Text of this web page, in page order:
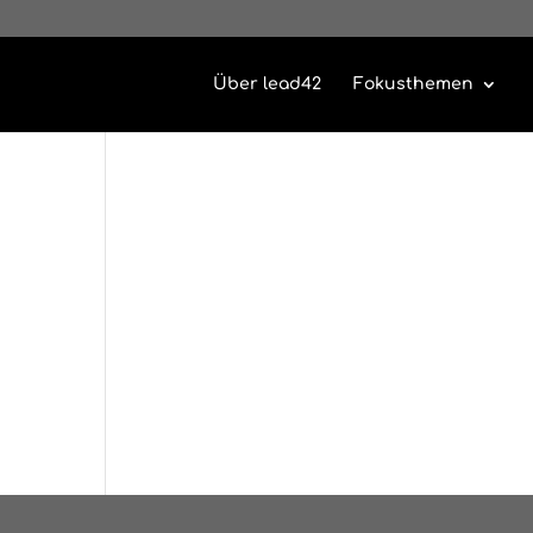
Über lead42 Fokusthemen